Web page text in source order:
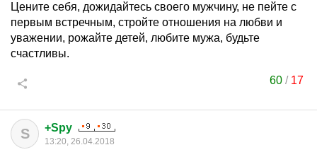
Цените себя, дожидайтесь своего мужчину, не пейте с
первым встречным, стройте отношения на любви и
уважении, рожайте детей, любите мужа, будьте
счастливы.
60/ 17
S +Spy
13:20, 26.04.2018